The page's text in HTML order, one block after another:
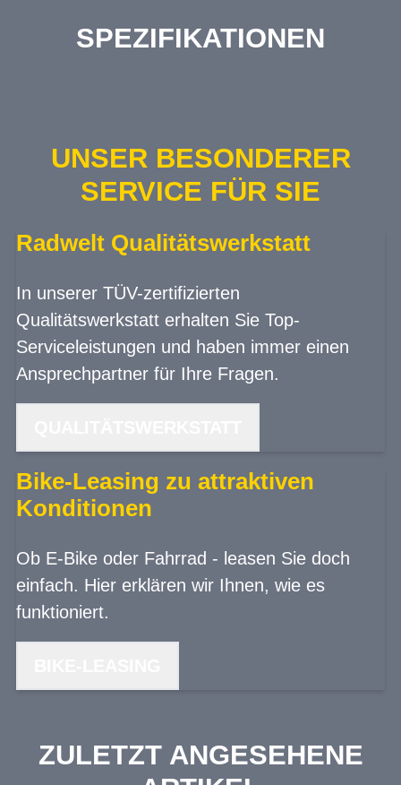
SPEZIFIKATIONEN
UNSER BESONDERER
SERVICE FÜR SIE
Radwelt Qualitätswerkstatt
In unserer TÜV-zertifizierten
Qualitätswerkstatt erhalten Sie Top-
Serviceleistungen und haben immer einen
Ansprechpartner für Ihre Fragen.
Bike-Leasing zu attraktiven
Konditionen
Ob E-Bike oder Fahrrad - leasen Sie doch
einfach. Hier erklären wir Ihnen, wie es
funktioniert.
ZULETZT ANGESEHENE